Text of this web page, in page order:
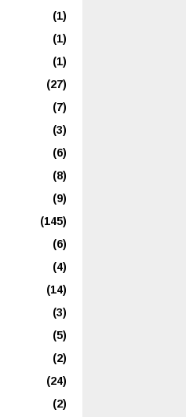
(1)
(1)
(1)
(27)
(7)
(3)
(6)
(8)
(9)
(145)
(6)
(4)
(14)
(3)
(5)
(2)
(24)
(2)